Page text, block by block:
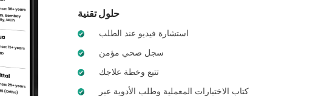
حلول تقنية
استشارة فيديو عند الطلب
سجل صحي مؤمن
تتبع وخطة علاجك